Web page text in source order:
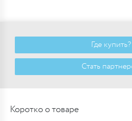
Где купить?
Стать
Коротко о товаре